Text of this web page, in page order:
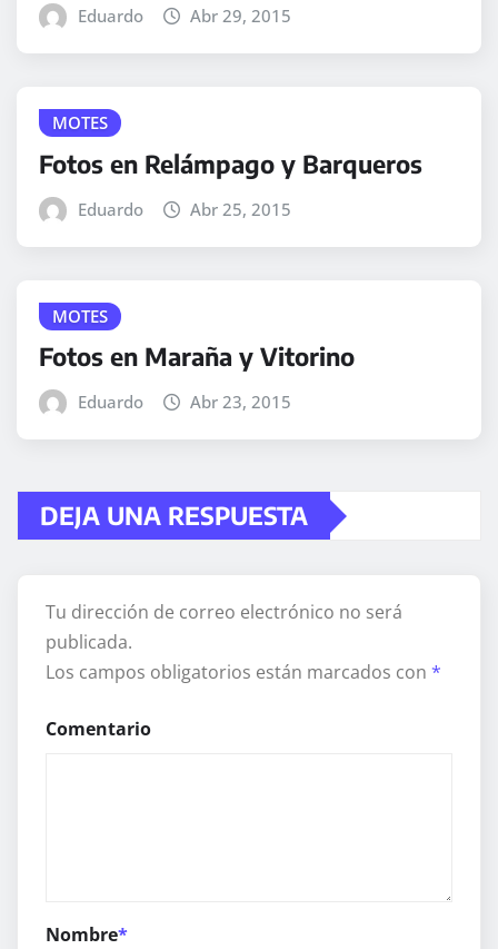
Eduardo Abr 29, 2015
MOTES
Fotos en Relámpago y Barqueros
Eduardo Abr 25, 2015
MOTES
Fotos en Maraña y Vitorino
Eduardo Abr 23, 2015
DEJA UNA RESPUESTA
Tu dirección de correo electrónico no será
publicada.
Los campos obligatorios están marcados con *
Comentario
Nombre*